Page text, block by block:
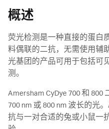
概述
荧光检测是一种直接的蛋白
料偶联的二抗，无需使用辅
光基团的产品可用于包括可
测。
Amersham CyDye 700 和
700 nm 或 800 nm 波长的光
抗与一对合适的兔或小鼠一